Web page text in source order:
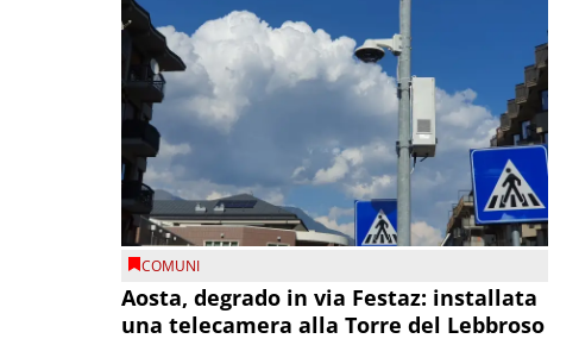
COMUNI
Aosta, degrado in via Festaz: installata
una telecamera alla Torre del Lebbroso